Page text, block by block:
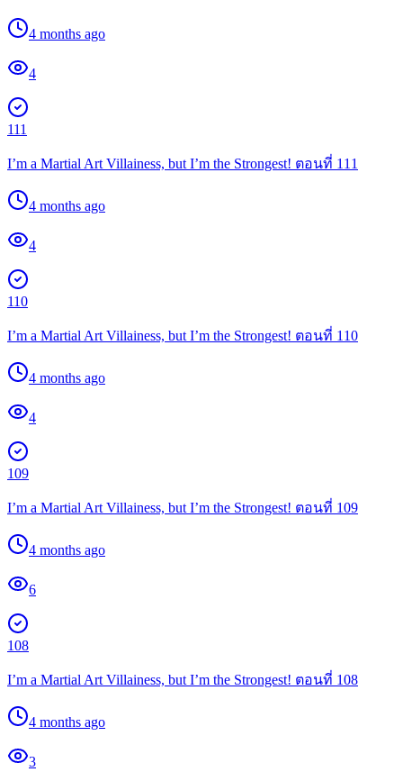
4 months ago
4
111
I’m a Martial Art Villainess, but I’m the Strongest! ตอนที่ 111
4 months ago
4
110
I’m a Martial Art Villainess, but I’m the Strongest! ตอนที่ 110
4 months ago
4
109
I’m a Martial Art Villainess, but I’m the Strongest! ตอนที่ 109
4 months ago
6
108
I’m a Martial Art Villainess, but I’m the Strongest! ตอนที่ 108
4 months ago
3